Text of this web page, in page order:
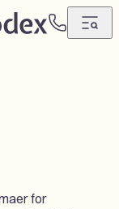
T
for